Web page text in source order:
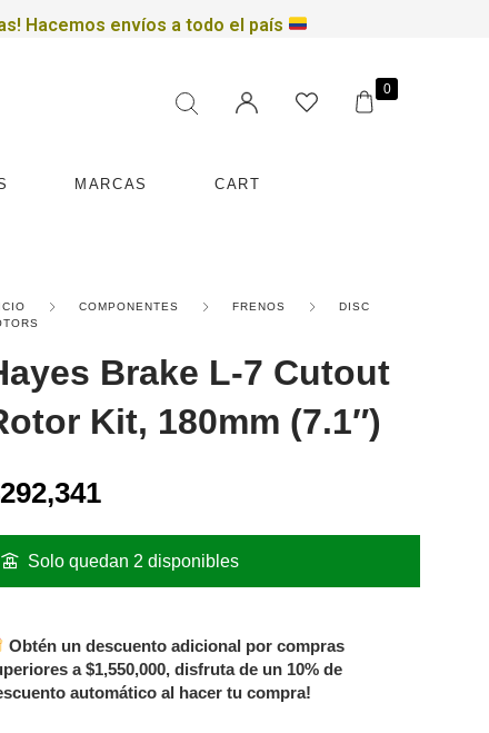
Filtrar por precio
Hacemos envíos a todo el país
0
MARCAS CART
COMPONENTES FRENOS
DISC
Brake L-7 Cutout
Kit, 180mm (7.1″)
292,341
Solo quedan 2 disponibles
Obtén un descuento adicional por compras
a$1,550,000, disfruta de un 10% de
automático al hacer tu compra!